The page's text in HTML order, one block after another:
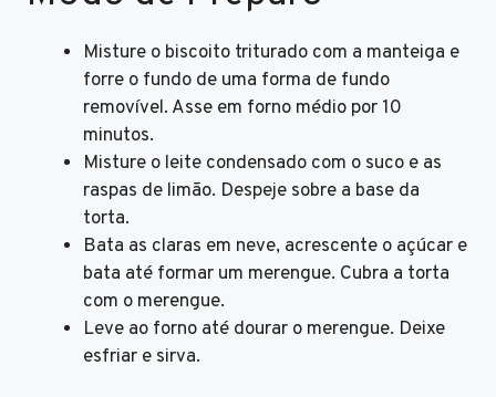
Misture o biscoito triturado com a manteiga e
forre o fundo de uma forma de fundo
removível. Asse em forno médio por 10
minutos.
Misture o leite condensado com o suco e as
raspas de limão. Despeje sobre a base da
torta.
Bata as claras em neve, acrescente o açúcar e
bata até formar um merengue. Cubra a torta
com o merengue.
Leve ao forno até dourar o merengue. Deixe
esfriar e sirva.